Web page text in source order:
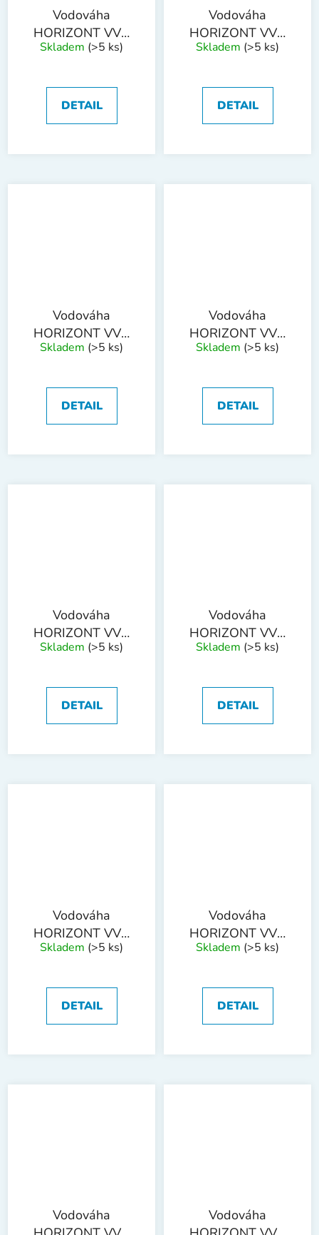
Vodováha
HORIZONT VVN
300mm 2 libely
Skladem (>5 ks)
DETAIL
Vodováha
HORIZONT VVN
400mm 2 libely
Skladem (>5 ks)
DETAIL
Vodováha
HORIZONT VVN
500 mm 2 libely
Skladem (>5 ks)
DETAIL
Vodováha
HORIZONT VVN
600 mm 2 libely
Skladem (>5 ks)
DETAIL
Vodováha
HORIZONT VVN
800 mm 2 libely
Skladem (>5 ks)
DETAIL
Vodováha
HORIZONT VVN
1000 mm 2 libely
Skladem (>5 ks)
DETAIL
Vodováha
HORIZONT VVN
1200 mm 2 libely
Skladem (>5 ks)
DETAIL
Vodováha
HORIZONT VVN
1500 mm 2 libely
Skladem (>5 ks)
DETAIL
Vodováha
Vodováha